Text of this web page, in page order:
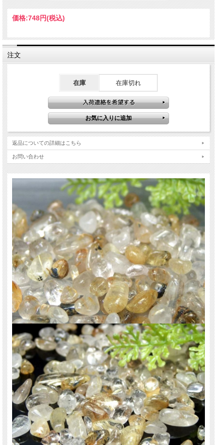
-
ゴールドルチルクォーツ 針入り水晶
商品説明
※今回は、中粒でつるんと丸みがあって透明感有り、タイチン針が入ったものか
ら繊細針のものまでさまざま、ヘマタイトが入ったものまで混ざっているオスス
金運・仕事運・勝負運のパワーストーンとして、大人気のゴールドルチルクォー
ツのさざれ入荷です！
様々存在するルチルクォーツの中でもやはりルチルといえばゴールドルチル！
【意味合い云われ・伝承等】
★金運アップ・仕事運・勝負運のお守りとして人気★
ゴールドルチルはその見た目から、『金の線が入っている石』⇒『金銭が入る
石』として金運・財運の象徴として重宝されてきました。
※天然石ですので質感・色みには個体差があります。
またサイズは目安ですので、誤差が出る場合があります。
※さざれ石の製造過程で他の鉱物の粒が混ざることがあります。 ご了承くださ
い。
※入荷の時期・ロットでサイズや質感に少々差が出る場合があります。
※さざれの小分け(量り分け)を当社の地元であります愛知県の就労継続支援B型事
業所リーフさんにお願いしています。
様々な社会貢献活動に挑戦していけるよう、天然石さくらコムローズは努力いた
します。今後ともご愛顧くださいますようよろしくお願いします。
関連キーワード
天然石 パワーストーン 海外直輸入 バイヤー厳選 プレゼント ギフト メンズ レデ
ィース 卸し 卸価格 実店舗 ハンドメイド サイズ直し コムローズ comrose
価格:748円(税込)
注文
在庫 在庫切れ
返品についての詳細はこちら
お問い合わせ